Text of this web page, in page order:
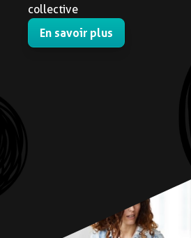
collective
En savoir plus